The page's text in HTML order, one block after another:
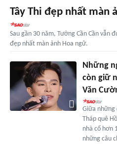
Tây Thi đẹp nhất màn
Sau gần 30 năm, Tưởng Cần Cần vẫn
đẹp nhất màn ảnh Hoa ngữ.
Những
còn giữ
Văn
Giữa những
Tháp quê
nhà cổ hơn
những câu